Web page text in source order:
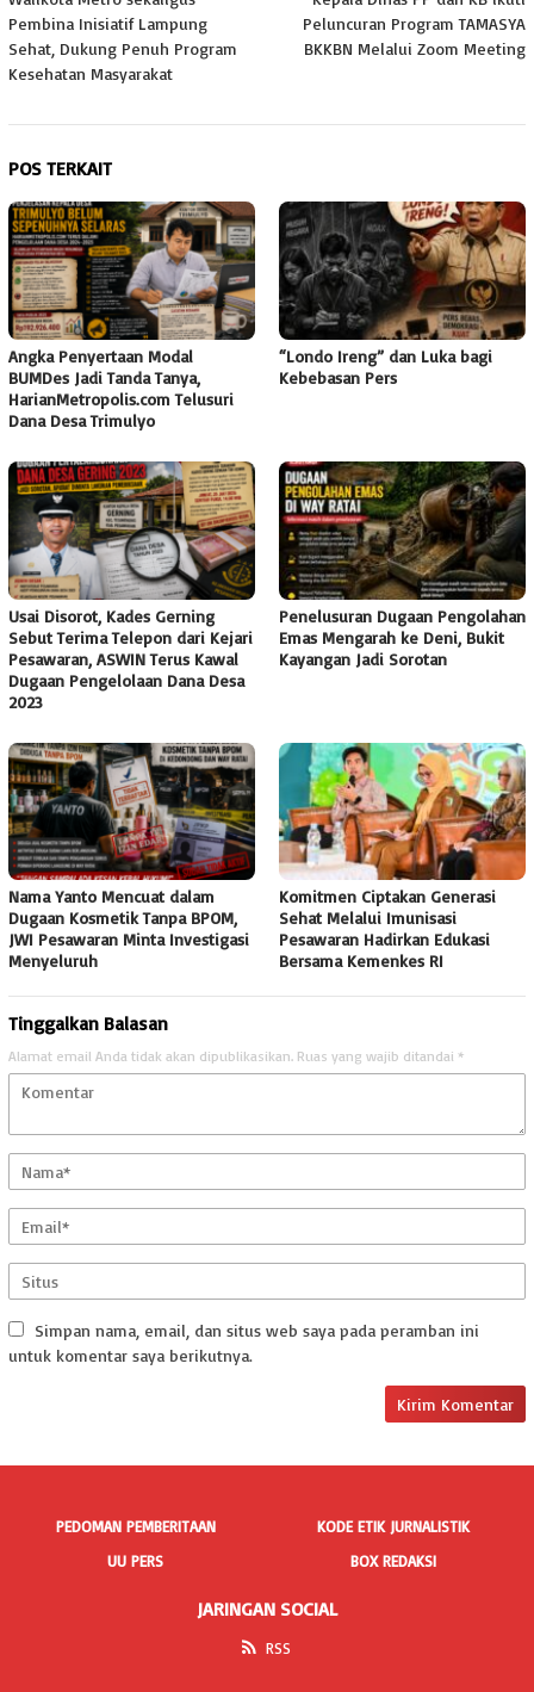
pos
Pembina Inisiatif Lampung
Sehat, Dukung Penuh Program
Kesehatan Masyarakat
Peluncuran Program TAMASYA
BKKBN Melalui Zoom Meeting
POS TERKAIT
Angka Penyertaan Modal
BUMDes Jadi Tanda Tanya,
HarianMetropolis.com Telusuri
Dana Desa Trimulyo
“Londo Ireng” dan Luka bagi
Kebebasan Pers
Usai Disorot, Kades Gerning
Sebut Terima Telepon dari Kejari
Pesawaran, ASWIN Terus Kawal
Dugaan Pengelolaan Dana Desa
2023
Penelusuran Dugaan Pengolahan
Emas Mengarah ke Deni, Bukit
Kayangan Jadi Sorotan
Nama Yanto Mencuat dalam
Dugaan Kosmetik Tanpa BPOM,
JWI Pesawaran Minta Investigasi
Menyeluruh
Komitmen Ciptakan Generasi
Sehat Melalui Imunisasi
Pesawaran Hadirkan Edukasi
Bersama Kemenkes RI
Tinggalkan Balasan
Alamat email Anda tidak akan dipublikasikan. Ruas yang wajib ditandai *
Simpan nama, email, dan situs web saya pada peramban ini
untuk komentar saya berikutnya.
PEDOMAN PEMBERITAAN
KODE ETIK JURNALISTIK
UU PERS
BOX REDAKSI
JARINGAN SOCIAL
RSS